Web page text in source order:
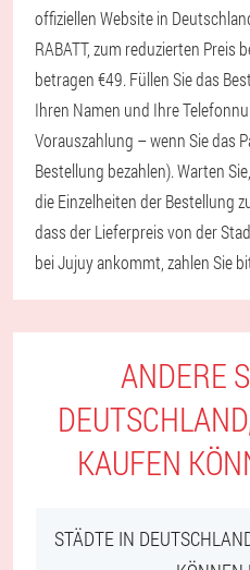
offiziellen Website in
RABATT, zum reduzierten Preis
betragen €49. Füllen Sie das
Ihren Namen und Ihre
Vorauszahlung – wenn Sie das
Bestellung bezahlen). Warten
die Einzelheiten der Bestellung
dass der Lieferpreis von der
bei Jujuy ankommt, zahlen Sie
ANDERE
KAUFEN
STÄDTE IN